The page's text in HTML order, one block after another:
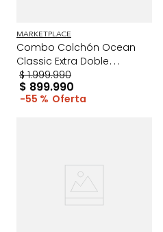
MARKETPLACE
Combo Colchón Ocean
Classic Extra Doble
+Protector+Almohada
Blanco
$ 1.999.990
$ 899.990
55 %